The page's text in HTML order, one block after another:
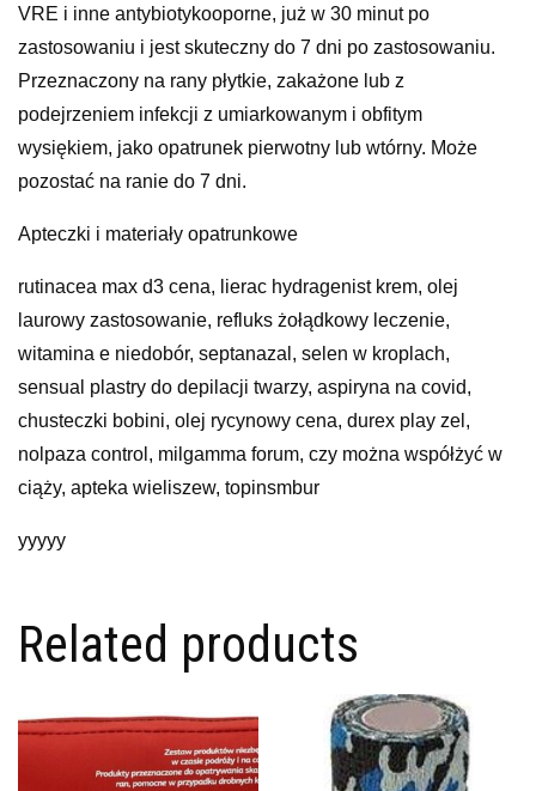
VRE i inne antybiotykooporne, już w 30 minut po
zastosowaniu i jest skuteczny do 7 dni po zastosowaniu.
Przeznaczony na rany płytkie, zakażone lub z
podejrzeniem infekcji z umiarkowanym i obfitym
wysiękiem, jako opatrunek pierwotny lub wtórny. Może
pozostać na ranie do 7 dni.
Apteczki i materiały opatrunkowe
rutinacea max d3 cena, lierac hydragenist krem, olej
laurowy zastosowanie, refluks żołądkowy leczenie,
witamina e niedobór, septanazal, selen w kroplach,
sensual plastry do depilacji twarzy, aspiryna na covid,
chusteczki bobini, olej rycynowy cena, durex play zel,
nolpaza control, milgamma forum, czy można współżyć w
ciąży, apteka wieliszew, topinsmbur
yyyyy
Related products